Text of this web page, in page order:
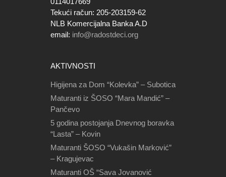
Tekući račun: 205-203159-62
NLB Komercijalna Banka A.D
email: info@radostdeci.org
AKTIVNOSTI
Higijena za Dom “Kolevka” – Subotica
Maturanti iz ŠOSO “Mara Mandić” –
Pančevo
5 godina postojanja Dnevnog boravka
“Lasta” – Kovin
Maturanti ŠOSO “Vukašin Marković”
– Kragujevac
Maturanti OŠ “Sava Jovanović